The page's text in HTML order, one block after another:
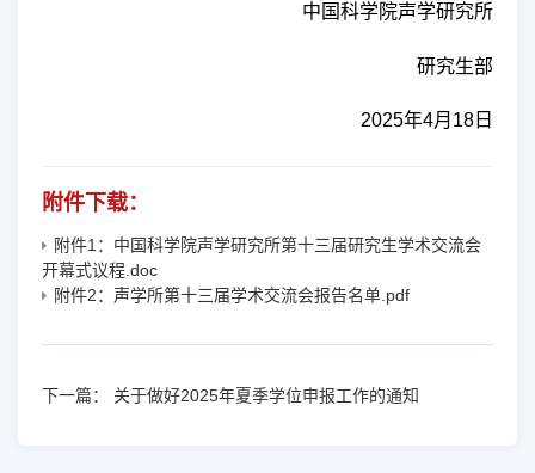
中国科学院声学研究所
研究生部
2025年4月 18 日
附件下载：
附件1：中国科学院声学研究所第十三届研究生学术交流会
开幕式议程.doc
附件2：声学所第十三届学术交流会报告名单.pdf
下一篇： 关于做好2025年夏季学位申报工作的通知